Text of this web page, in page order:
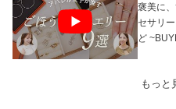
褒美に
セサリ
ど
もっと